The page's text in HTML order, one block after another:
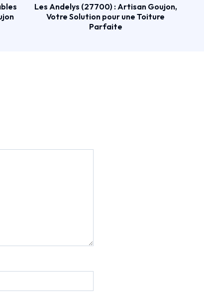
Les Andelys (27700) : Artisan Goujon,
Votre Solution pour une Toiture
Parfaite